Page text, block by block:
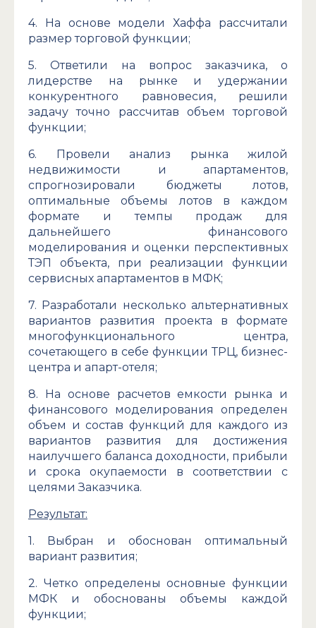
4. На основе модели Хаффа рассчитали
размер торговой функции;
5. Ответили на вопрос заказчика, о
лидерстве на рынке и удержании
конкурентного равновесия, решили
задачу точно рассчитав объем торговой
функции;
6. Провели анализ рынка жилой
недвижимости и апартаментов,
спрогнозировали бюджеты лотов,
оптимальные объемы лотов в каждом
формате и темпы продаж для
дальнейшего финансового
моделирования и оценки перспективных
ТЭП объекта, при реализации функции
сервисных апартаментов в МФК;
7. Разработали несколько альтернативных
вариантов развития проекта в формате
многофункционального центра,
сочетающего в себе функции ТРЦ, бизнес-
центра и апарт-отеля;
8. На основе расчетов емкости рынка и
финансового моделирования определен
объем и состав функций для каждого из
вариантов развития для достижения
наилучшего баланса доходности, прибыли
и срока окупаемости в соответствии с
целями Заказчика.
Результат:
1. Выбран и обоснован оптимальный
вариант развития;
2. Четко определены основные функции
МФК и обоснованы объемы каждой
функции;